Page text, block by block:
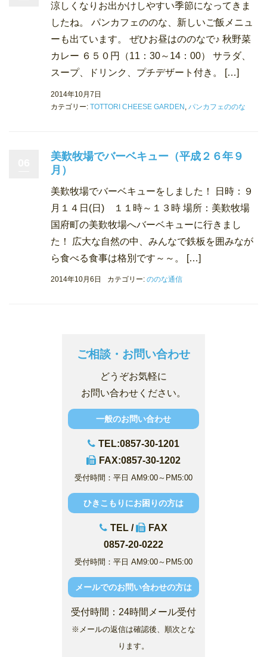
涼しくなりお出かけしやすい季節になってきま
したね。 パンカフェののな、新しいご飯メニュ
ーも出ています。 ぜひお昼はののなで♪ 秋野菜
カレー ６５０円（11：30～14：00） サラダ、
スープ、ドリンク、プチデザート付き。 […]
2014年10月7日
カテゴリー: TOTTORI CHEESE GARDEN パンカフェののな
美歎牧場でバーベキュー（平成２６年９
月）
美歎牧場でバーベキューをしました！ 日時：９
月１４日(日) １１時～１３時 場所：美歎牧場
国府町の美歎牧場へバーベキューに行きまし
た！ 広大な自然の中、みんなで鉄板を囲みなが
ら食べる食事は格別です～～。 […]
2014年10月6日 カテゴリー: ののな通信
ご相談・お問い合わせ
どうぞお気軽に
お問い合わせください。
一般のお問い合わせ
TEL:0857-30-1201
FAX:0857-30-1202
受付時間：平日 AM9:00～PM5:00
ひきこもりにお困りの方は
TEL /
FAX
0857-20-0222
受付時間：平日 AM9:00～PM5:00
メールでのお問い合わせの方は
受付時間：24時間メール受付
※メールの返信は確認後、順次とな
ります。